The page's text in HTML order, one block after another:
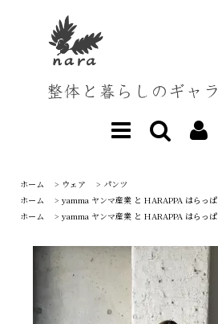
ホーム > ウェア > パンツ
ホーム
> yamma ヤンマ産業 と HARAPPA はらっぱ
ホーム
> yamma ヤンマ産業 と HARAPPA はらっぱ